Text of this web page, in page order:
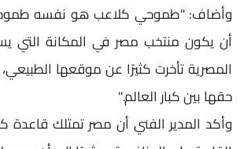
وأضاف: "طموحي كلاعب هو نفسه
أن يكون منتخب مصر في المكانة التي
المصرية تأخرت كثيرًا عن موقعها
حقها بين كبار العالم."
وأكد المدير الفني أن مصر تمتلك قاعدة